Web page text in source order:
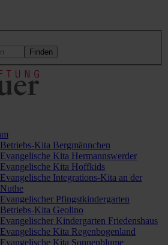
Betriebs-Kita Bergmännchen
Evangelische Kita Hermannswerder
Evangelische Kita Hoffkids
Evangelische Integrations-Kita an der
Nuthe
Evangelischer Pfingstkindergarten
Betriebs-Kita Geolino
Evangelischer Kindergarten Friedenshaus
Evangelische Kita Regenbogenland
Evangelische Kita Sonnenblume